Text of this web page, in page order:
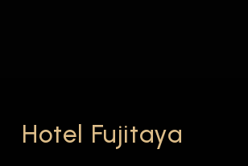
Hotel Fujitaya